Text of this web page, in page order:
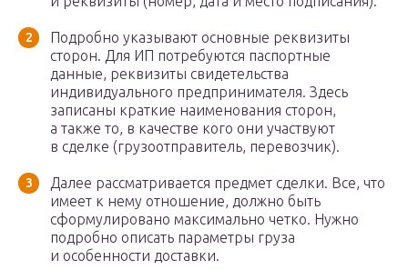
Подробно указывают основные реквизиты
сторон. Для ИП потребуются паспортные
данные, реквизиты свидетельства
индивидуального предпринимателя. Здесь
записаны краткие наименования сторон,
а также то, в качестве кого они участвуют
в сделке (грузоотправитель, перевозчик).
Далее рассматривается предмет сделки. Все, что
имеет к нему отношение, должно быть
сформулировано максимально четко. Нужно
подробно описать параметры груза
и особенности доставки.